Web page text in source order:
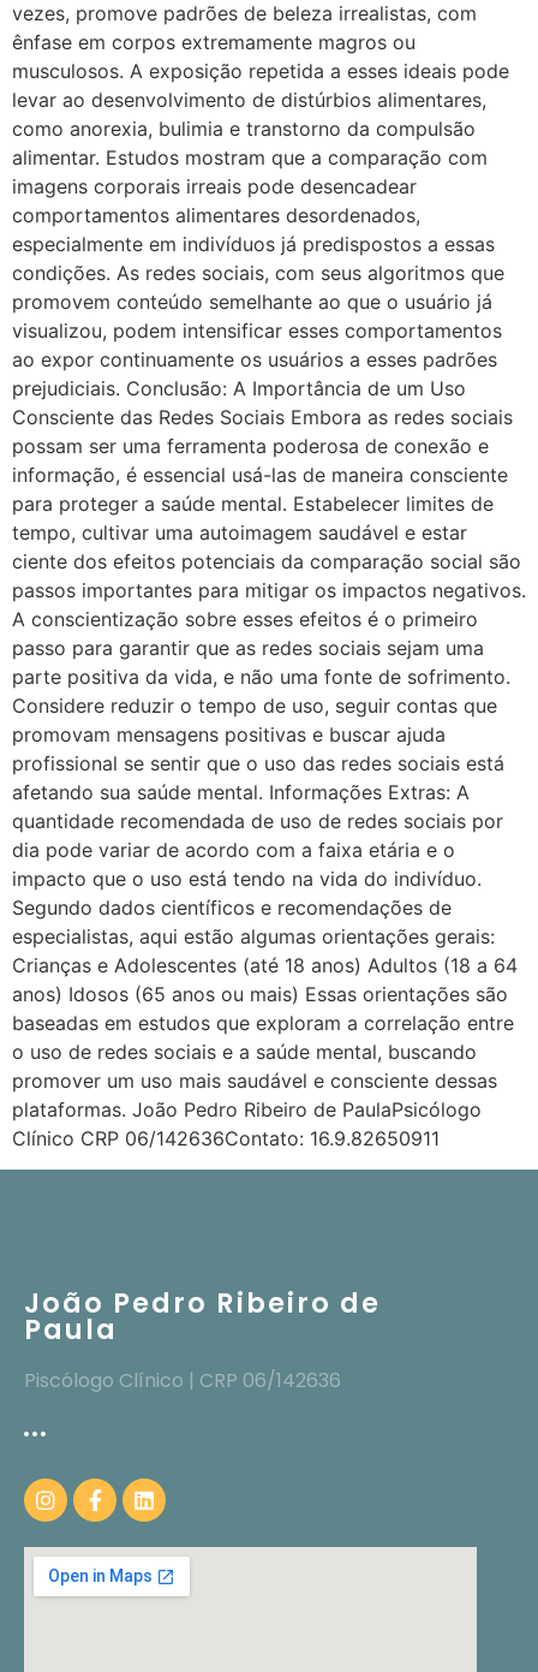
vezes, promove padrões de beleza irrealistas, com
ênfase em corpos extremamente magros ou
musculosos. A exposição repetida a esses ideais pode
levar ao desenvolvimento de distúrbios alimentares,
como anorexia, bulimia e transtorno da compulsão
alimentar. Estudos mostram que a comparação com
imagens corporais irreais pode desencadear
comportamentos alimentares desordenados,
especialmente em indivíduos já predispostos a essas
condições. As redes sociais, com seus algoritmos que
promovem conteúdo semelhante ao que o usuário já
visualizou, podem intensificar esses comportamentos
ao expor continuamente os usuários a esses padrões
prejudiciais. Conclusão: A Importância de um Uso
Consciente das Redes Sociais Embora as redes sociais
possam ser uma ferramenta poderosa de conexão e
informação, é essencial usá-las de maneira consciente
para proteger a saúde mental. Estabelecer limites de
tempo, cultivar uma autoimagem saudável e estar
ciente dos efeitos potenciais da comparação social são
passos importantes para mitigar os impactos negativos.
A conscientização sobre esses efeitos é o primeiro
passo para garantir que as redes sociais sejam uma
parte positiva da vida, e não uma fonte de sofrimento.
Considere reduzir o tempo de uso, seguir contas que
promovam mensagens positivas e buscar ajuda
profissional se sentir que o uso das redes sociais está
afetando sua saúde mental. Informações Extras: A
quantidade recomendada de uso de redes sociais por
dia pode variar de acordo com a faixa etária e o
impacto que o uso está tendo na vida do indivíduo.
Segundo dados científicos e recomendações de
especialistas, aqui estão algumas orientações gerais:
Crianças e Adolescentes (até 18 anos) Adultos (18 a 64
anos) Idosos (65 anos ou mais) Essas orientações são
baseadas em estudos que exploram a correlação entre
o uso de redes sociais e a saúde mental, buscando
promover um uso mais saudável e consciente dessas
plataformas. João Pedro Ribeiro de PaulaPsicólogo
Clínico CRP 06/142636Contato: 16.9.82650911
João Pedro Ribeiro de
Paula
Piscólogo Clínico | CRP 06/142636